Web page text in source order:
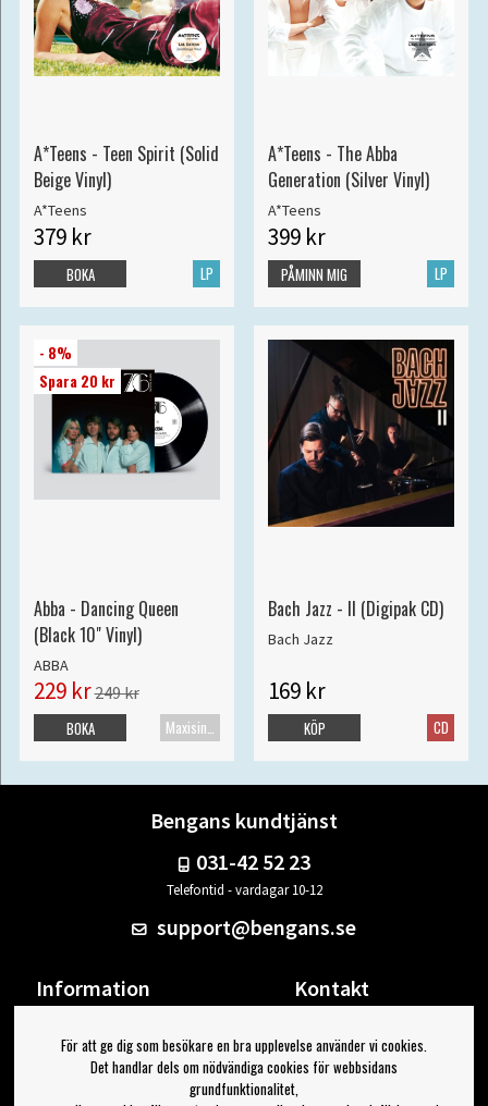
A*Teens - Teen Spirit (Solid
Beige Vinyl)
A*Teens
379 kr
LP
BOKA
A*Teens - The Abba
Generation (Silver Vinyl)
A*Teens
399 kr
LP
PÅMINN MIG
- 8%
Spara 20 kr
Abba - Dancing Queen
(Black 10" Vinyl)
ABBA
229 kr249 kr
Maxisingel
BOKA
Bach Jazz - II (Digipak CD)
Bach Jazz
169 kr
CD
KÖP
Bengans kundtjänst
031-42 52 23
Telefontid - vardagar 10-12
support@bengans.se
Information
Om Bengans
FAQ / Köp- & Leveransvillkor
Kontakt
Din sida
Logga ut
För att ge dig som besökare en bra upplevelse använder vi cookies.
Det handlar dels om nödvändiga cookies för webbsidans
grundfunktionalitet,